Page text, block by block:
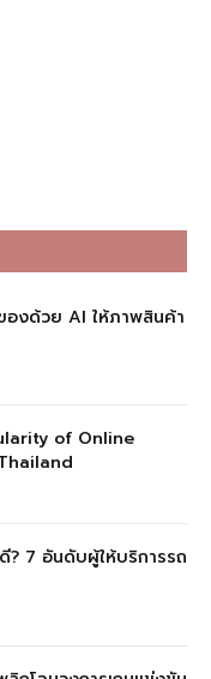
งด้วย AI ให้ภาพสินค้า
of Online
ดี? 7 อันดับผู้ให้บริการรถ